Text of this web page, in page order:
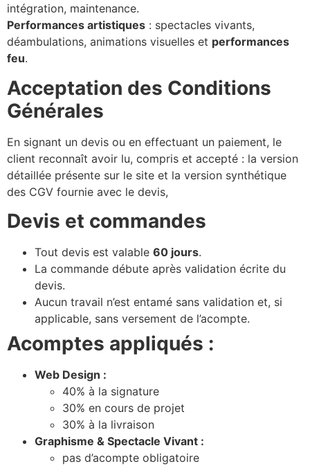
intégration, maintenance.
Performances artistiques : spectacles vivants,
déambulations, animations visuelles et performances
feu.
Acceptation des Conditions
Générales
En signant un devis ou en effectuant un paiement, le
client reconnaît avoir lu, compris et accepté : la version
détaillée présente sur le site et la version synthétique
des CGV fournie avec le devis,
Devis et commandes
Tout devis est valable 60 jours.
La commande débute après validation écrite du
devis.
Aucun travail n’est entamé sans validation et, si
applicable, sans versement de l’acompte.
Acomptes appliqués :
Web Design :
40% à la signature
30% en cours de projet
30% à la livraison
Graphisme & Spectacle Vivant :
pas d’acompte obligatoire